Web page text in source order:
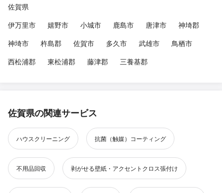
佐賀県
伊万里市
嬉野市 小城市 鹿島市 唐津市
神埼郡
神埼市
杵島郡 佐賀市 多久市 武雄市
鳥栖市
西松浦郡
東松浦郡 藤津郡 三養基郡
佐賀県の関連サービス
ハウスクリーニング 抗菌（触媒）コーティング
不用品回収 剥がせる壁紙・アクセントクロス張付け